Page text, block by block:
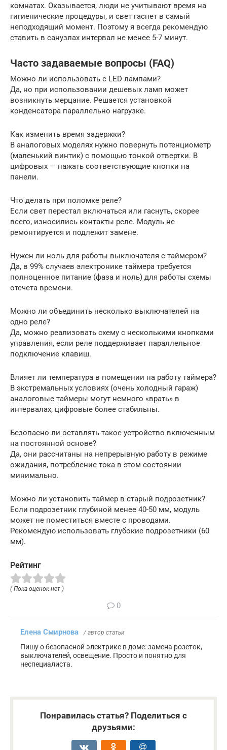
комнатах. Оказывается, люди не учитывают время на
гигиенические процедуры, и свет гаснет в самый
неподходящий момент. Поэтому я всегда рекомендую
ставить в санузлах интервал не менее 5-7 минут.
Часто задаваемые вопросы (FAQ)
Можно ли использовать с LED лампами?
Да, но при использовании дешевых ламп может
возникнуть мерцание. Решается установкой
конденсатора параллельно нагрузке.
Как изменить время задержки?
В аналоговых моделях нужно повернуть потенциометр
(маленький винтик) с помощью тонкой отвертки. В
цифровых — нажать соответствующие кнопки на
панели.
Что делать при поломке реле?
Если свет перестал включаться или гаснуть, скорее
всего, износились контакты реле. Модуль не
ремонтируется и подлежит замене.
Нужен ли ноль для работы выключателя с таймером?
Да, в 99% случаев электронике таймера требуется
полноценное питание (фаза и ноль) для работы схемы
отсчета времени.
Можно ли объединить несколько выключателей на
одно реле?
Да, можно реализовать схему с несколькими кнопками
управления, если реле поддерживает параллельное
подключение клавиш.
Влияет ли температура в помещении на работу таймера?
В экстремальных условиях (очень холодный гараж)
аналоговые таймеры могут немного «врать» в
интервалах, цифровые более стабильны.
Безопасно ли оставлять такое устройство включенным
на постоянной основе?
Да, они рассчитаны на непрерывную работу в режиме
ожидания, потребление тока в этом состоянии
минимально.
Можно ли установить таймер в старый подрозетник?
Если подрозетник глубиной менее 40-50 мм, модуль
может не поместиться вместе с проводами.
Рекомендую использовать глубокие подрозетники (60
мм).
Рейтинг
( Пока оценок нет )
0
Елена Смирнова / автор статьи
Пишу о безопасной электрике в доме: замена розеток,
выключателей, освещение. Просто и понятно для
неспециалиста.
Понравилась статья? Поделиться с
друзьями: